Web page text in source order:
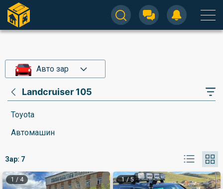
Авто зар
Landcruiser 105
Toyota
Автомашин
Зар: 7
1 / 4 1/5